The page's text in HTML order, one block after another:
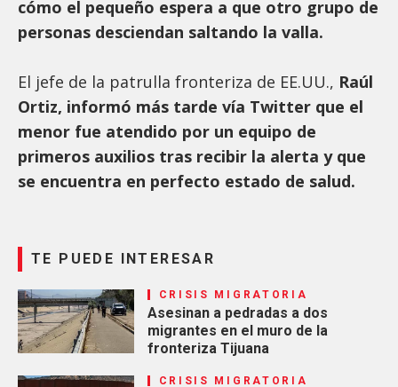
cómo el pequeño espera a que otro grupo de
personas desciendan saltando la valla.
El jefe de la patrulla fronteriza de EE.UU., Raúl
Ortiz, informó más tarde vía Twitter que el
menor fue atendido por un equipo de
primeros auxilios tras recibir la alerta y que
se encuentra en perfecto estado de salud.
TE PUEDE INTERESAR
CRISIS MIGRATORIA
Asesinan a pedradas a dos
migrantes en el muro de la
fronteriza Tijuana
CRISIS MIGRATORIA